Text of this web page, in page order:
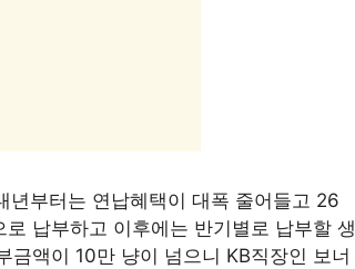
부터는 연납혜택이 대폭 줄어들고 26
납부하고 이후에는 반기별로 납부할 생
액이 10만 냥이 넘으니 KB직장인 보너